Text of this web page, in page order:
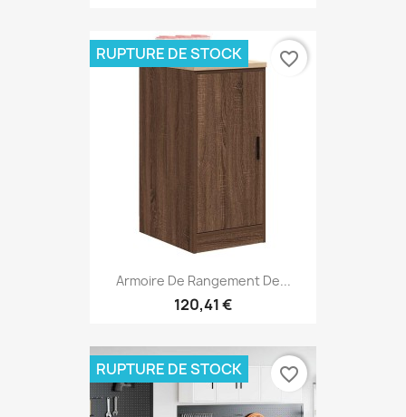
Armoire De Rangement De...
120,41 €
RUPTURE DE STOCK favorite_border
RUPTURE DE STOCK favorite_border